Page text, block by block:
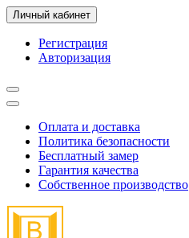
Личный кабинет
Регистрация
Авторизация
Оплата и доставка
Политика безопасности
Бесплатный замер
Гарантия качества
Собственное производство